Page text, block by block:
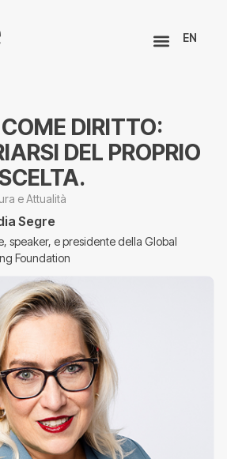
EN
DIRITTO:
DEL PROPRIO
e Attualità
Segre
speaker, e presidente della Global
Foundation